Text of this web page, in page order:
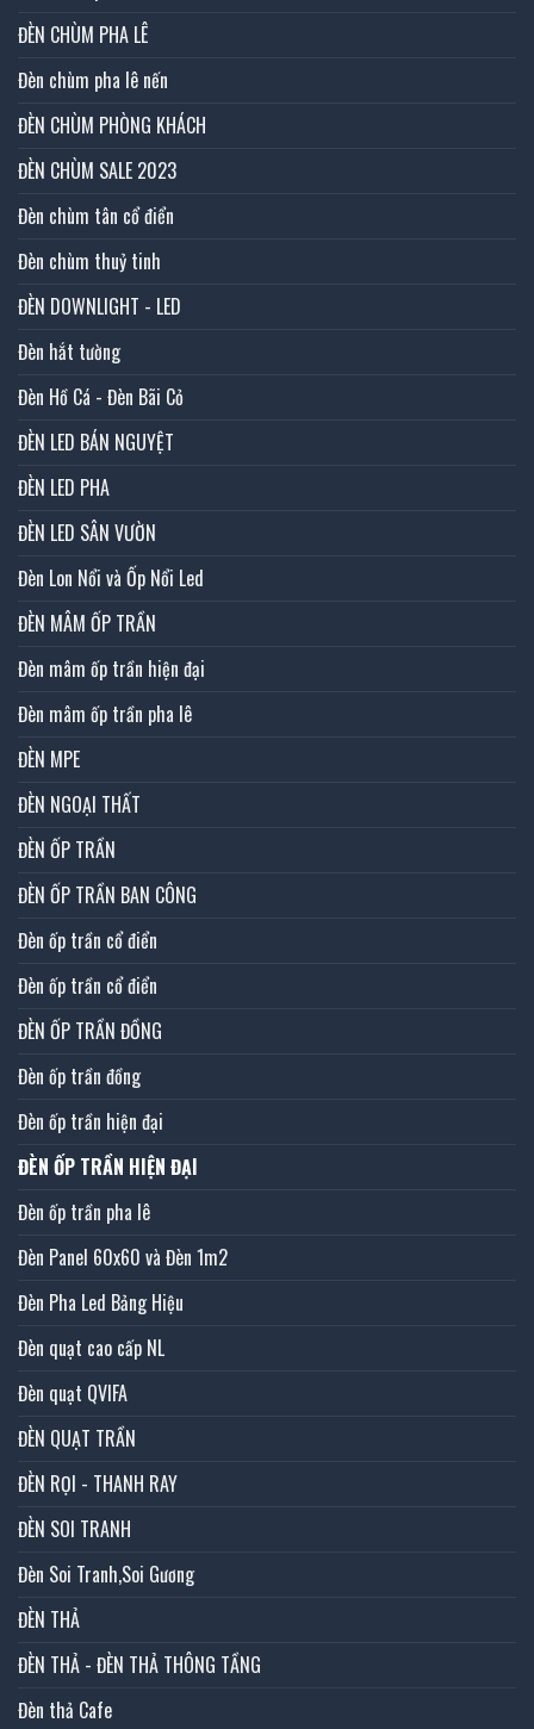
ĐÈN CHÙM PHA LÊ
Đèn chùm pha lê nến
ĐÈN CHÙM PHÒNG KHÁCH
ĐÈN CHÙM SALE 2023
Đèn chùm tân cổ điển
Đèn chùm thuỷ tinh
ĐÈN DOWNLIGHT - LED
Đèn hắt tường
Đèn Hồ Cá - Đèn Bãi Cỏ
ĐÈN LED BÁN NGUYỆT
ĐÈN LED PHA
ĐÈN LED SÂN VƯỜN
Đèn Lon Nổi và Ốp Nổi Led
ĐÈN MÂM ỐP TRẦN
Đèn mâm ốp trần hiện đại
Đèn mâm ốp trần pha lê
ĐÈN MPE
ĐÈN NGOẠI THẤT
ĐÈN ỐP TRẦN
ĐÈN ỐP TRẦN BAN CÔNG
Đèn ốp trần cổ điển
Đèn ốp trần cổ điển
ĐÈN ỐP TRẦN ĐỒNG
Đèn ốp trần đồng
Đèn ốp trần hiện đại
ĐÈN ỐP TRẦN HIỆN ĐẠI
Đèn ốp trần pha lê
Đèn Panel 60x60 và Đèn 1m2
Đèn Pha Led Bảng Hiệu
Đèn quạt cao cấp NL
Đèn quạt QVIFA
ĐÈN QUẠT TRẦN
ĐÈN RỌI - THANH RAY
ĐÈN SOI TRANH
Đèn Soi Tranh,Soi Gương
ĐÈN THẢ
ĐÈN THẢ - ĐÈN THẢ THÔNG TẦNG
Đèn thả Cafe